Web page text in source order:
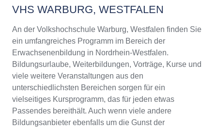
VHS WARBURG, WESTFALEN
An der Volkshochschule Warburg, Westfalen finden Sie
ein umfangreiches Programm im Bereich der
Erwachsenenbildung in Nordrhein-Westfalen.
Bildungsurlaube, Weiterbildungen, Vorträge, Kurse und
viele weitere Veranstaltungen aus den
unterschiedlichsten Bereichen sorgen für ein
vielseitiges Kursprogramm, das für jeden etwas
Passendes bereithält. Auch wenn viele andere
Bildungsanbieter ebenfalls um die Gunst der